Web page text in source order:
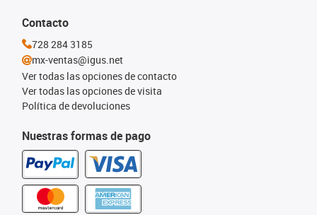
Nuestras formas de pago
Contacto
728 284 3185
mx-ventas@igus.net
Ver todas las opciones de contacto
Ver todas las opciones de visita
Política de devoluciones